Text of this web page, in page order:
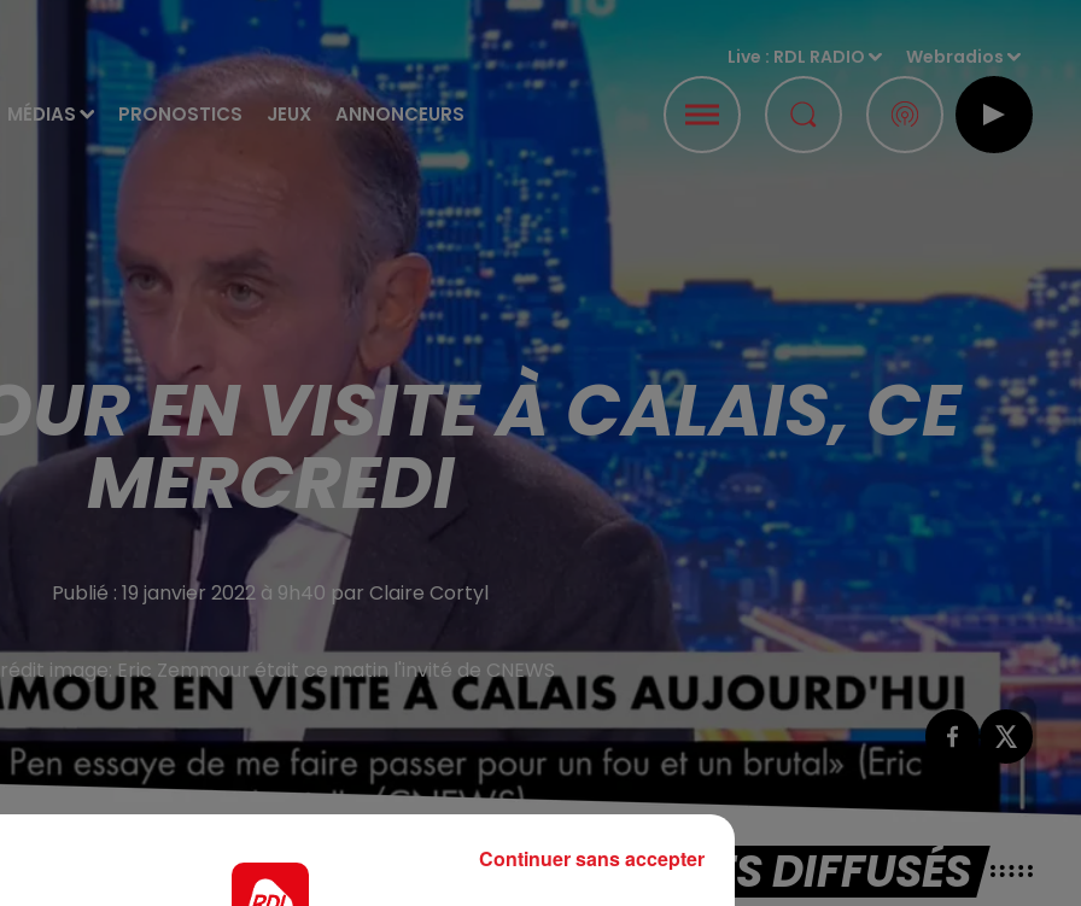
MÉDIAS PRONOSTICS JEUX ANNONCEURS
Live : RDL RADIO Webradios
EN VISITE À CALAIS, CE
MERCREDI
Publié : 19 janvier 2022 à 9h40 par Claire Cortyl
image:Eric Zemmour était ce matin l'invité de CNEWS
TITRES DIFFUSÉS
Continuer sans accepter